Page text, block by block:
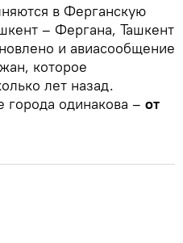
в Ферганскую
– Фергана, Ташкент
и авиасообщение
которое
лет назад.
города одинакова – от